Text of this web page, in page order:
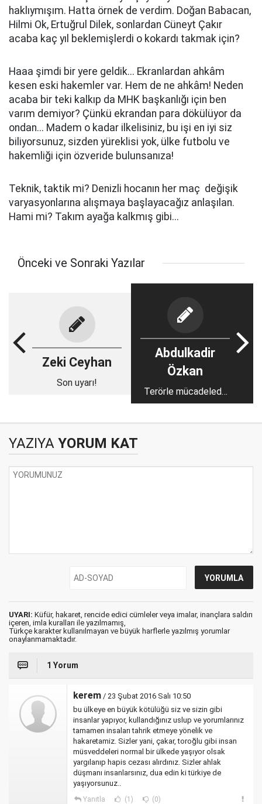
haklıymışım. Hatta örnek de verdim. Doğan Babacan,
Hilmi Ok, Ertuğrul Dilek, sonlardan Cüneyt Çakır
acaba kaç yıl beklemişlerdi o kokardı takmak için?
Haaa şimdi bir yere geldik... Ekranlardan ahkâm
kesen eski hakemler var. Hem de ne ahkâm! Neden
acaba bir teki kalkıp da MHK başkanlığı için ben
varım demiyor? Çünkü ekrandan para dökülüyor da
ondan... Madem o kadar ilkelisiniz, bu işi en iyi siz
biliyorsunuz, sizden yüreklisi yok, ülke futbolu ve
hakemliği için özveride bulunsanıza!
Teknik, taktik mi? Denizli hocanın her maç değişik
varyasyonlarına alışmaya başlayacağız anlaşılan.
Hami mi? Takım ayağa kalkmış gibi...
Önceki ve Sonraki Yazılar
Zeki Ceyhan
Son uyarı!
Abdulkadir
Özkan
Terörle mücadelede
toplumun
YAZIYA YORUM KAT
UYARI: Küfür, hakaret, rencide edici cümleler veya imalar, inançlara saldırı
içeren, imla kuralları ile yazılmamış,
Türkçe karakter kullanılmayan ve büyük harflerle yazılmış yorumlar
onaylanmamaktadır.
1 Yorum
kerem / 23 Şubat 2016 Salı 10:50
bu ülkeye en büyük kötülüğü siz ve sizin gibi
insanlar yapıyor, kullandığınız uslup ve yorumlarınız
tamamen insaları tahrik etmeye yönelik ve
hakaretamiz. Sizler yani, çakar, toroğlu gibi insan
müsveddeleri normal bir ülkede yaşıyor olsak
yargılanıp hapis cezası alırdınız. Sizler ahlak
düşmanı insanlarsınız, dua edin ki türkiye de
yaşıyorsunuz..
Yanıtla (1) (0)